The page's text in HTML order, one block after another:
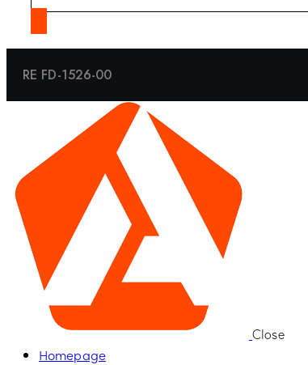
RE FD-1526-00
Close
Homepage